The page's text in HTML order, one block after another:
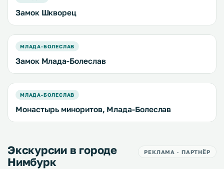
Замок Шкворец
МЛАДА-БОЛЕСЛАВ
Замок Млада-Болеслав
МЛАДА-БОЛЕСЛАВ
Монастырь миноритов, Млада-Болеслав
Экскурсии в городе
Нимбурк
РЕКЛАМА · ПАРТНЁР